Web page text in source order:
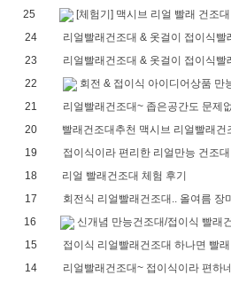
25
[체험기] 맥시브 리얼 빨래 건조대
24
리얼빨래건조대 & 옷걸이 접이식빨
23
리얼빨래건조대 & 옷걸이 접이식빨
22
회전 & 접이식 아이디어상품 만
21
리얼빨래건조대~ 좁은공간도 문제
20
빨래건조대추천 맥시브 리얼빨래건
19
접이식이라 편리한 리얼만능 건조대
18
리얼 빨래건조대 체험 후기
17
회전식 리얼빨래건조대.. 올여름 장
16
신개념 만능건조대/접이식 빨래
15
접이식 리얼빨래건조대 하나면 빨
14
리얼빨래건조대~ 접이식이라 편하네